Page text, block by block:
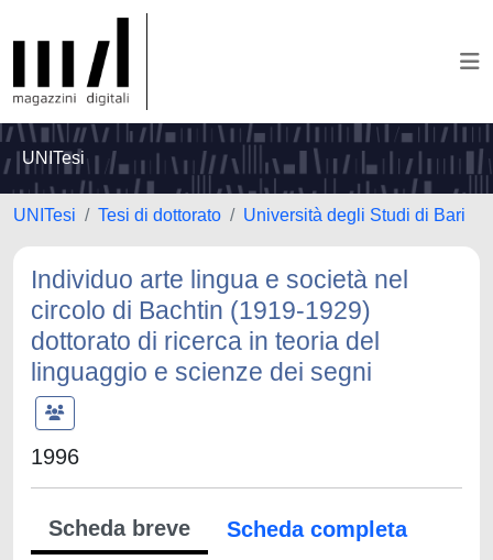
UNITesi
UNITesi Tesi di dottorato Università degli Studi di Bari
Individuo arte lingua e società nel
circolo di Bachtin (1919-1929)
dottorato di ricerca in teoria del
linguaggio e scienze dei segni
1996
Scheda breve
Scheda completa